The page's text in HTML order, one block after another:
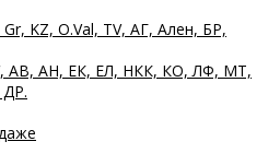
KZ, O.Val, TV, АГ, Ален, БР,
АВ, АН, ЕК, ЕЛ, НКК, КО, ЛФ, МТ,